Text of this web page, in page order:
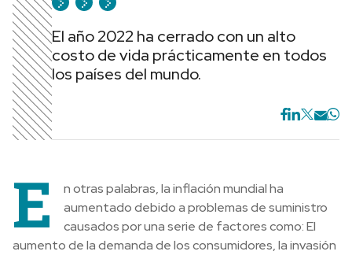
El año 2022 ha cerrado con un alto
costo de vida prácticamente en todos
los países del mundo.
E
n otras palabras, la inflación mundial ha
aumentado debido a problemas de suministro
causados por una serie de factores como: El
aumento de la demanda de los consumidores, la invasión